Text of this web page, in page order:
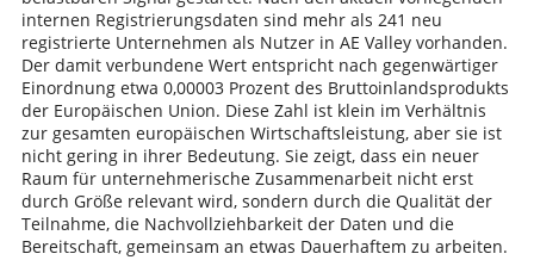
internen Registrierungsdaten sind mehr als 241 neu
registrierte Unternehmen als Nutzer in AE Valley vorhanden.
Der damit verbundene Wert entspricht nach gegenwärtiger
Einordnung etwa 0,00003 Prozent des Bruttoinlandsprodukts
der Europäischen Union. Diese Zahl ist klein im Verhältnis
zur gesamten europäischen Wirtschaftsleistung, aber sie ist
nicht gering in ihrer Bedeutung. Sie zeigt, dass ein neuer
Raum für unternehmerische Zusammenarbeit nicht erst
durch Größe relevant wird, sondern durch die Qualität der
Teilnahme, die Nachvollziehbarkeit der Daten und die
Bereitschaft, gemeinsam an etwas Dauerhaftem zu arbeiten.